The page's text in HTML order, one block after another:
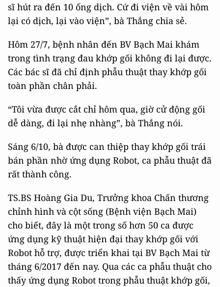
sĩ hút ra đến 10 ống dịch. Cứ đi viện về vài hôm
lại có dịch, lại vào viện”, bà Thắng chia sẻ.
Hôm 27/7, bệnh nhân đến BV Bạch Mai khám
trong tình trạng đau khớp gối không đi lại được.
Các bác sĩ đã chỉ định phẫu thuật thay khớp gối
toàn phần chân phải.
“Tôi vừa được cắt chỉ hôm qua, giờ cử động gối
dễ dàng, đi lại nhẹ nhàng”, bà Thắng nói.
Sáng 6/10, bà được can thiệp thay khớp gối trái
bán phần nhờ ứng dụng Robot, ca phẫu thuật đã
rất thành công.
TS.BS Hoàng Gia Du, Trưởng khoa Chấn thương
chỉnh hình và cột sống (Bệnh viện Bạch Mai)
cho biết, đây là một trong số hơn 50 ca được
ứng dụng kỹ thuật hiện đại thay khớp gối với
Robot hỗ trợ, được triển khai tại BV Bạch Mai từ
tháng 6/2017 đến nay. Qua các ca phẫu thuật cho
thấy ứng dụng Robot trong phẫu thuật khớp gối,